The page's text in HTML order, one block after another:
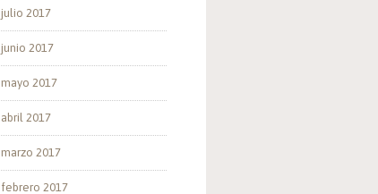
julio 2017
junio 2017
mayo 2017
abril 2017
marzo 2017
febrero 2017